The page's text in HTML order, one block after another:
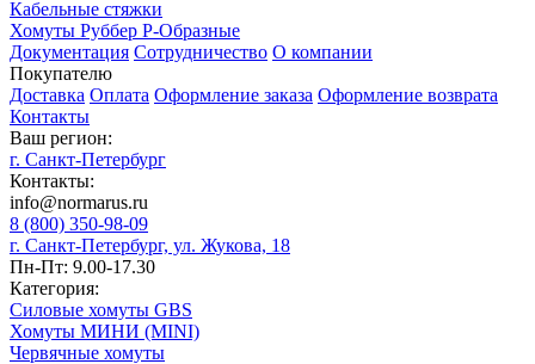
Кабельные стяжки
Хомуты Руббер Р-Образные
Документация Сотрудничество О компании
Покупателю
Доставка Оплата Оформление заказа Оформление возврата
Контакты
Ваш регион:
г. Санкт-Петербург
Контакты:
info@normarus.ru
8 (800) 350-98-09
г. Санкт-Петербург, ул. Жукова, 18
Пн-Пт: 9.00-17.30
Категория:
Силовые хомуты GBS
Хомуты МИНИ (MINI)
Червячные хомуты